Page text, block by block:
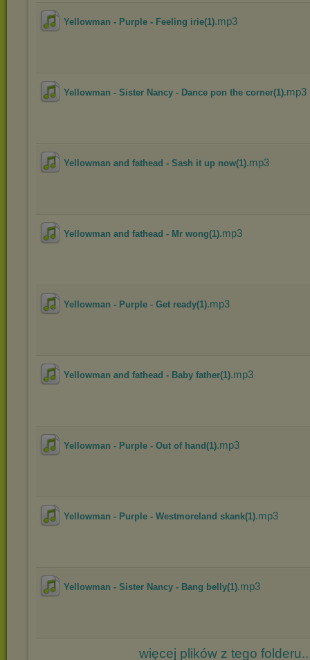
Yellowman - Purple - Feeling irie(1).mp3
Yellowman - Sister Nancy - Dance pon the corner(1).mp3
Yellowman and fathead - Sash it up now(1).mp3
Yellowman and fathead - Mr wong(1).mp3
Yellowman - Purple - Get ready(1).mp3
Yellowman and fathead - Baby father(1).mp3
Yellowman - Purple - Out of hand(1).mp3
Yellowman - Purple - Westmoreland skank(1).mp3
Yellowman - Sister Nancy - Bang belly(1).mp3
więcej plików z tego